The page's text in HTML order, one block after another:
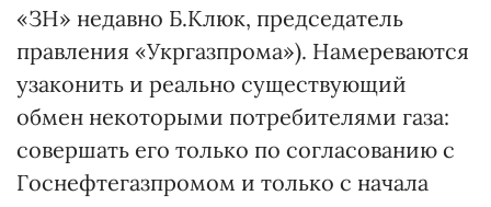
«ЗН» недавно Б.Клюк, председатель
правления «Укргазпрома»). Намереваются
узаконить и реально существующий
обмен некоторыми потребителями газа:
совершать его только по согласованию с
Госнефтегазпромом и только с начала